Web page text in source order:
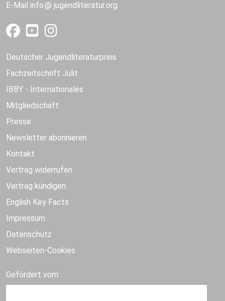
E-Mail info jugendliteratur.org
Deutscher Jugendliteraturpreis
Fachzeitschrift Julit
IBBY - Internationales
Mitgliedschaft
Presse
Newsletter abonnieren
Kontakt
Vertrag widerrufen
Vertrag kündigen
English Key Facts
Impressum
Datenschutz
Webseiten-Cookies
Gefördert vom: